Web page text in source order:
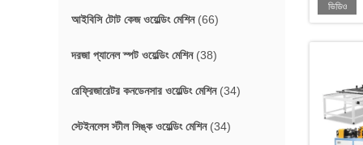
আইবিসি টোট কেজ ওয়েল্ডিং মেশিন(66)
দরজা প্যানেল স্পট ওয়েল্ডিং মেশিন(38)
রেফ্রিজারেটর কনডেনসার ওয়েল্ডিং মেশিন(34)
স্টেইনলেস স্টীল সিঙ্ক ওয়েল্ডিং মেশিন(34)
ভিডিও